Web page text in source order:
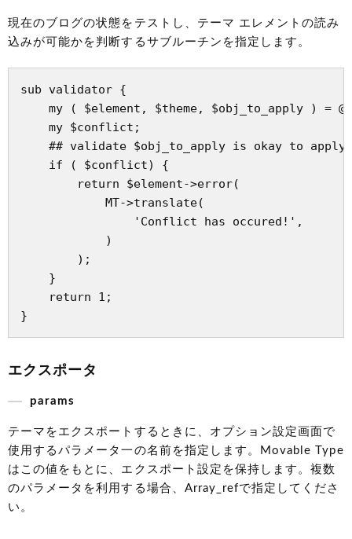
現在のブログの状態をテストし、テーマ エレメントの読み
込みが可能かを判断するサブルーチンを指定します。
sub validator {
my ( $element, $theme, $obj_to_apply ) =
    my $conflict;
## validate $obj_to_apply is okay to apply
    if ( $conflict) {
        return $element->error(
            MT->translate(
                'Conflict has occured!',
            )
        );
    }
    return 1;
エクスポータ
params
テーマをエクスポートするときに、オプション設定画面で
使用するパラメータ一の名前を指定します。Movable Type
はこの値をもとに、エクスポート設定を保持します。複数
のパラメータを利用する場合、Array_refで指定してくださ
い。